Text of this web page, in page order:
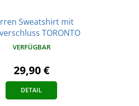
Sweatshirt mit
TORONTO
VERFÜGBAR
29,90 €
DETAIL